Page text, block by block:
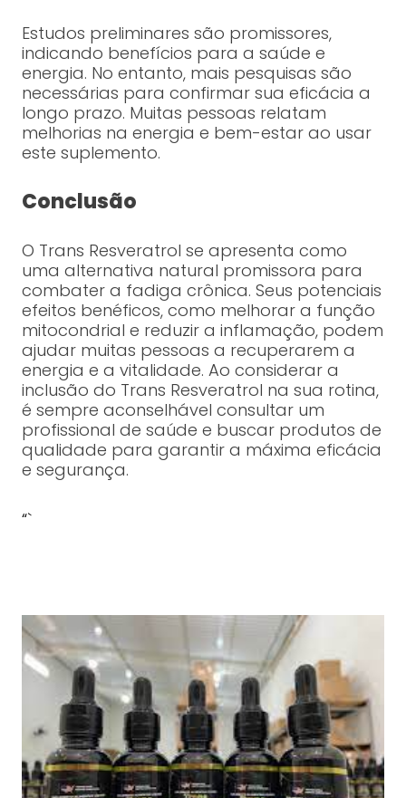
Estudos preliminares são promissores,
indicando benefícios para a saúde e
energia. No entanto, mais pesquisas são
necessárias para confirmar sua eficácia a
longo prazo. Muitas pessoas relatam
melhorias na energia e bem-estar ao usar
este suplemento.
Conclusão
O Trans Resveratrol se apresenta como
uma alternativa natural promissora para
combater a fadiga crônica. Seus potenciais
efeitos benéficos, como melhorar a função
mitocondrial e reduzir a inflamação, podem
ajudar muitas pessoas a recuperarem a
energia e a vitalidade. Ao considerar a
inclusão do Trans Resveratrol na sua rotina,
é sempre aconselhável consultar um
profissional de saúde e buscar produtos de
qualidade para garantir a máxima eficácia
e segurança.
“`